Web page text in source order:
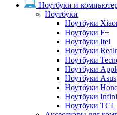
Ноутбуки и
Ноутбуки
Ноутбуки
Ноутбуки F+
Ноутбуки Itel
Ноутбуки
Ноутбуки
Ноутбуки
Ноутбуки Asus
Ноутбуки
Ноутбуки
Ноутбуки TCL